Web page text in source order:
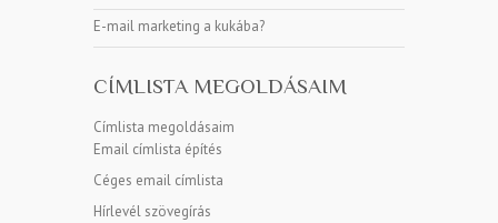
E-mail marketing a kukába?
CÍMLISTA MEGOLDÁSAIM
Címlista megoldásaim
Email címlista építés
Céges email címlista
Hírlevél szövegírás